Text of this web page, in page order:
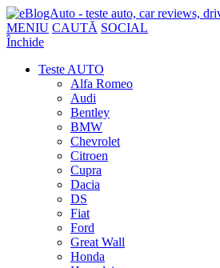
MENIU CAUTĂ SOCIAL
Închide
Teste AUTO
Alfa Romeo
Audi
Bentley
BMW
Chevrolet
Citroen
Cupra
Dacia
DS
Fiat
Ford
Great Wall
Honda